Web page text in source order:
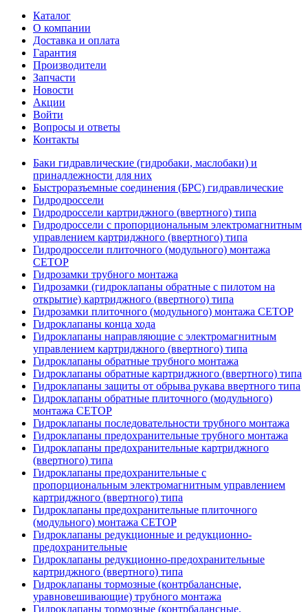
Каталог
О компании
Доставка и оплата
Гарантия
Производители
Запчасти
Новости
Акции
Войти
Вопросы и ответы
Контакты
Баки гидравлические (гидробаки, маслобаки) и
принадлежности для них
Быстроразъемные соединения (БРС) гидравлические
Гидродроссели
Гидродроссели картриджного (ввертного) типа
Гидродроссели с пропорциональным электромагнитным
управлением картриджного (ввертного) типа
Гидродроссели плиточного (модульного) монтажа
CETOP
Гидрозамки трубного монтажа
Гидрозамки (гидроклапаны обратные с пилотом на
открытие) картриджного (ввертного) типа
Гидрозамки плиточного (модульного) монтажа CETOP
Гидроклапаны конца хода
Гидроклапаны направляющие с электромагнитным
управлением картриджного (ввертного) типа
Гидроклапаны обратные трубного монтажа
Гидроклапаны обратные картриджного (ввертного) типа
Гидроклапаны защиты от обрыва рукава ввертного типа
Гидроклапаны обратные плиточного (модульного)
монтажа CETOP
Гидроклапаны последовательности трубного монтажа
Гидроклапаны предохранительные трубного монтажа
Гидроклапаны предохранительные картриджного
(ввертного) типа
Гидроклапаны предохранительные с
пропорциональным электромагнитным управлением
картриджного (ввертного) типа
Гидроклапаны предохранительные плиточного
(модульного) монтажа CETOP
Гидроклапаны редукционные и редукционно-
предохранительные
Гидроклапаны редукционно-предохранительные
картриджного (ввертного) типа
Гидроклапаны тормозные (контрбалансные,
уравновешивающие) трубного монтажа
Гидроклапаны тормозные (контрбалансные,